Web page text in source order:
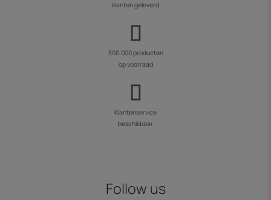
klanten geleverd
500.000 producten
op voorraad
Klantenservice
beschikbaar
Follow us